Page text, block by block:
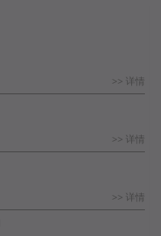
>> 详情
>> 详情
>> 详情